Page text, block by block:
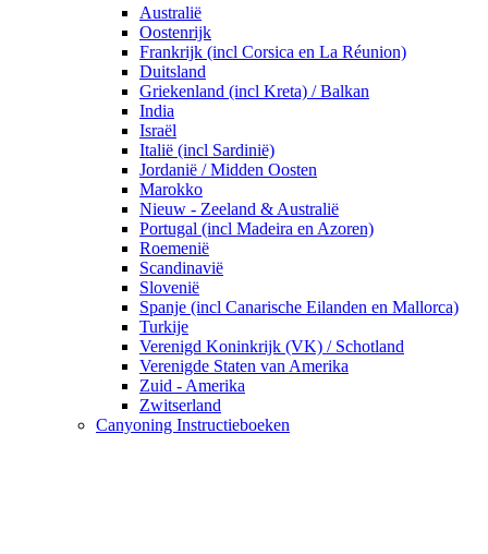
Australië
Oostenrijk
Frankrijk (incl Corsica en La Réunion)
Duitsland
Griekenland (incl Kreta) / Balkan
India
Israël
Italië (incl Sardinië)
Jordanië / Midden Oosten
Marokko
Nieuw - Zeeland & Australië
Portugal (incl Madeira en Azoren)
Roemenië
Scandinavië
Slovenië
Spanje (incl Canarische Eilanden en Mallorca)
Turkije
Verenigd Koninkrijk (VK) / Schotland
Verenigde Staten van Amerika
Zuid - Amerika
Zwitserland
Canyoning Instructieboeken